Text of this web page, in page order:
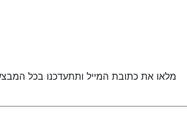
מלאו את כתובת המייל ותתעדכנו בכל